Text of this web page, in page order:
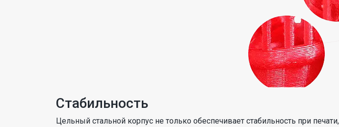
Стабильность
Цельный стальной корпус не только обеспечивает стабильность при